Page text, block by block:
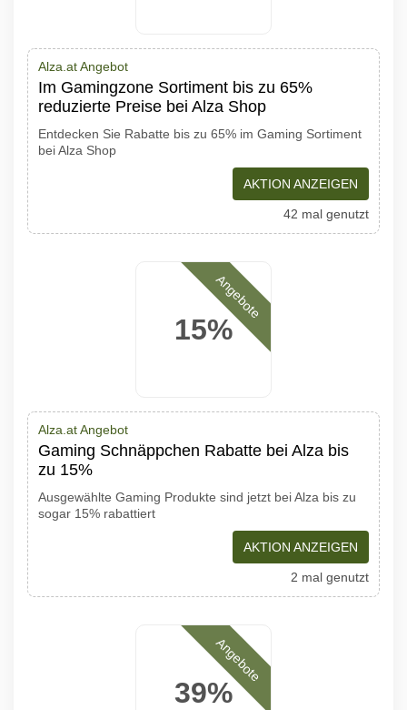
Alza.at Angebot
Im Gamingzone Sortiment bis zu 65%
reduzierte Preise bei Alza Shop
Entdecken Sie Rabatte bis zu 65% im Gaming Sortiment
bei Alza Shop
AKTION ANZEIGEN
42 mal genutzt
15%
Angebote
Alza.at Angebot
Gaming Schnäppchen Rabatte bei Alza bis
zu 15%
Ausgewählte Gaming Produkte sind jetzt bei Alza bis zu
sogar 15% rabattiert
AKTION ANZEIGEN
2 mal genutzt
39%
Angebote